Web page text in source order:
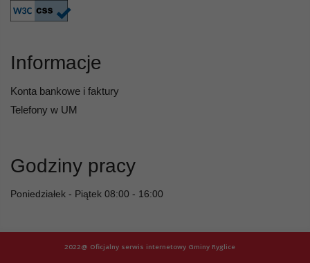
Informacje
Konta bankowe i faktury
Telefony w UM
Godziny pracy
Poniedziałek - Piątek 08:00 - 16:00
2022@ Oficjalny serwis internetowy Gminy Ryglice